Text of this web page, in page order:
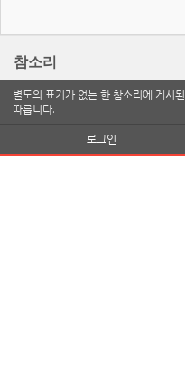
참소리
별도의 표기가 없는 한 참소리에 게시
따릅니다.
로그인